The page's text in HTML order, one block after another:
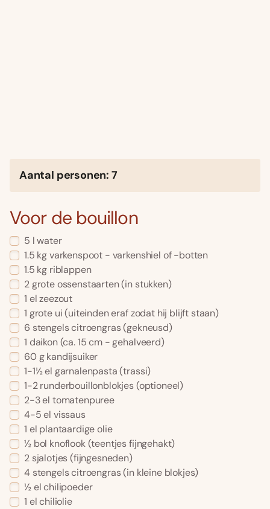
Aantal personen: 7
Voor de bouillon
5 l water
1.5 kg varkenspoot - varkenshiel of -botten
1.5 kg riblappen
2 grote ossenstaarten (in stukken)
1 el zeezout
1 grote ui (uiteinden eraf zodat hij blijft staan)
6 stengels citroengras (gekneusd)
1 daikon (ca. 15 cm - gehalveerd)
60 g kandijsuiker
1-1½ el garnalenpasta (trassi)
1-2 runderbouillonblokjes (optioneel)
2-3 el tomatenpuree
4-5 el vissaus
1 el plantaardige olie
½ bol knoflook (teentjes fijngehakt)
2 sjalotjes (fijngesneden)
4 stengels citroengras (in kleine blokjes)
½ el chilipoeder
1 el chiliolie